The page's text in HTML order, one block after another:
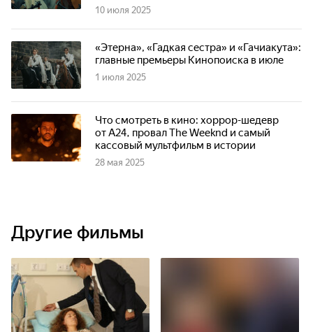
10 июля 2025
«Этерна», «Гадкая сестра» и «Гачиакута»:
главные премьеры Кинопоиска в июле
1 июля 2025
Что смотреть в кино: хоррор-шедевр
от А24, провал The Weeknd и самый
кассовый мультфильм в истории
28 мая 2025
Другие фильмы